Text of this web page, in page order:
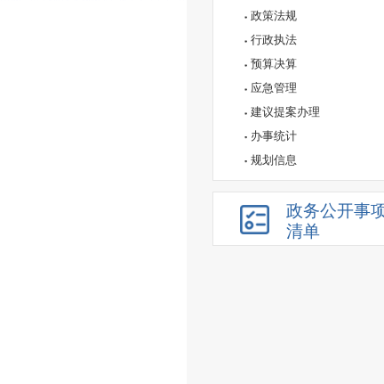
政策法规
行政执法
预算决算
应急管理
建议提案办理
办事统计
规划信息
政务公开事
清单